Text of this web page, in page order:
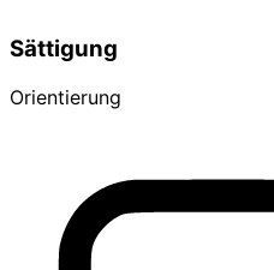
Sättigung
Orientierung